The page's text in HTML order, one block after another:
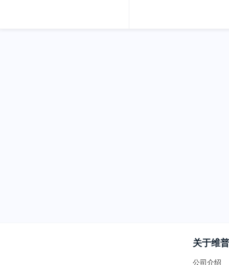
关于维普
公司介绍